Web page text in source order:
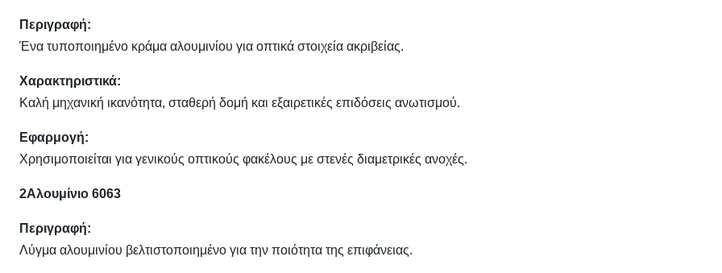
Περιγραφή:
Ένα τυποποιημένο κράμα αλουμινίου για οπτικά στοιχεία ακριβείας.
Χαρακτηριστικά:
Καλή μηχανική ικανότητα, σταθερή δομή και εξαιρετικές επιδόσεις ανωτισμού.
Εφαρμογή:
Χρησιμοποιείται για γενικούς οπτικούς φακέλους με στενές διαμετρικές ανοχές.
2Αλουμίνιο 6063
Περιγραφή:
Λύγμα αλουμινίου βελτιστοποιημένο για την ποιότητα της επιφάνειας.